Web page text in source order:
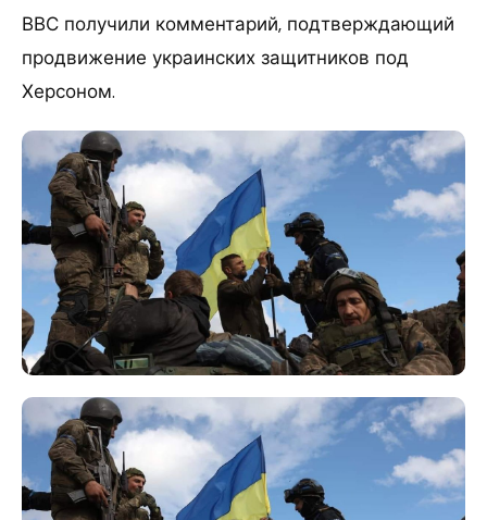
​ВВС получили комментарий, подтверждающий
продвижение украинских защитников под
Херсоном.